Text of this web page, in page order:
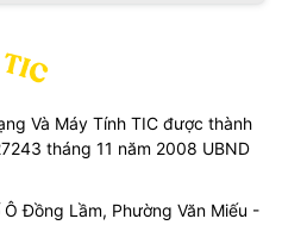
Và Máy Tính TIC được thành
tháng 11 năm 2008 UBND
Đồng Lầm, Phường Văn Miếu -